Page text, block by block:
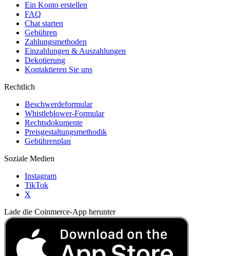
Ein Konto erstellen
FAQ
Chat starten
Gebühren
Zahlungsmethoden
Einzahlungen & Auszahlungen
Dekotierung
Kontaktieren Sie uns
Rechtlich
Beschwerdeformular
Whistleblower-Formular
Rechtsdokumente
Preisgestaltungsmethodik
Gebührenplan
Soziale Medien
Instagram
TikTok
X
Lade die Coinmerce-App herunter